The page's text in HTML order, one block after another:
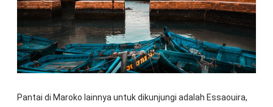
Pantai di Maroko lainnya untuk dikunjungi adalah Essaouira,